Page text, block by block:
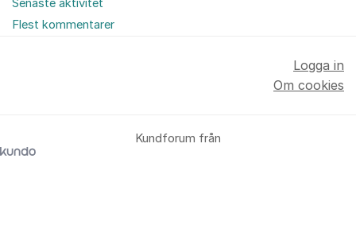
Flest kommentarer
Kundforum från
Logga in
Om cookies